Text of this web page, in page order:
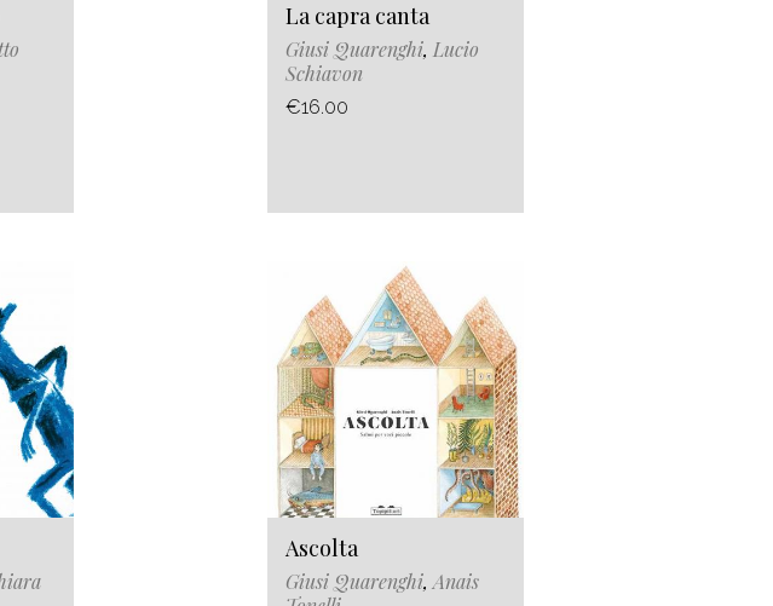
La capra canta
Giusi Quarenghi, Lucio
Schiavon
€16.00
Ascolta
Giusi Quarenghi, Anais